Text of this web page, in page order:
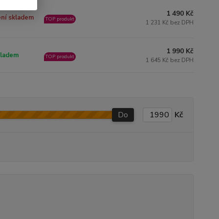
skladem TOP produkt
1 490 Kč
1 231 Kč bez DPH
TOP produkt
1 990 Kč
1 645 Kč bez DPH
Do Kč